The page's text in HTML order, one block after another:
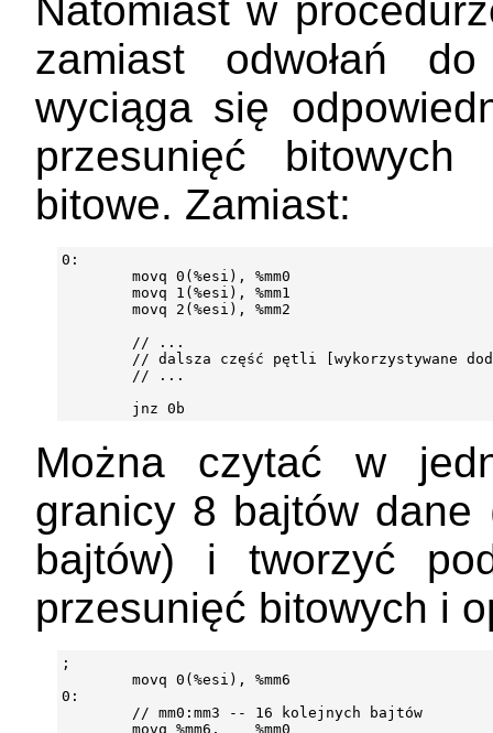
Natomiast w
zamiast odwołań
wyciąga się
przesunięć
bitowe. Zamiast:
0:
        movq 0(%esi), %mm0
        movq 1(%esi), %mm1
        movq 2(%esi), %mm2
        // ...
// dalsza część pętli [wykorzystywane
        // ...
Można czytać w
granicy 8 bajtów dane
bajtów) i tworzyć
przesunięć bitowych i
;
        movq 0(%esi), %mm6
0:
        // mm0:mm3 -- 16 kolejnych bajtów
        movq %mm6,    %mm0